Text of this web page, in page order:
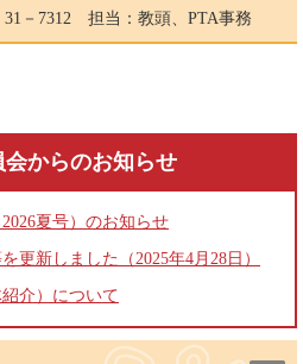
－7312 担当：教頭、PTA事務
会からのお知らせ
夏号）のお知らせ
更新しました（2025年4月28日）
介）について